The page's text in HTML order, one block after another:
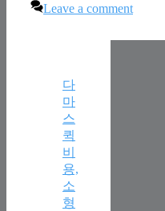
Leave a comment
다
마
스
퀵
비
용,
소
형